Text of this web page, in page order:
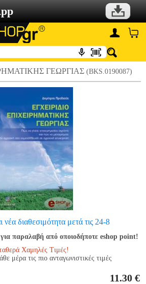
ΓΕΩΡΓΙΑΣ (BKS.0190087)
νέα διαθεσιμότητα μετά τις 24-8
παραλαβή από οποιοδήποτε eshop point!
Χαμηλές Τιμές!
μέρα τις πιο ανταγωνιστικές τιμές
11.30 €